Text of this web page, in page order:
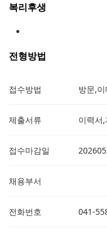
복리후생
전형방법
접수방법 방문,
제출서류 이력서
접수마감일
채용부서
전화번호 041-